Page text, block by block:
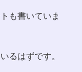
も書いていま
るはずです。